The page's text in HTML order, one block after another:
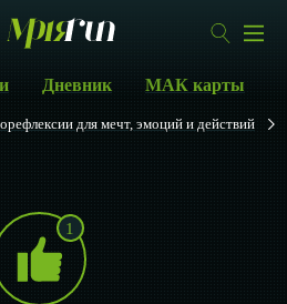
1
Дневник МАК карты
для мечт, эмоций и действий